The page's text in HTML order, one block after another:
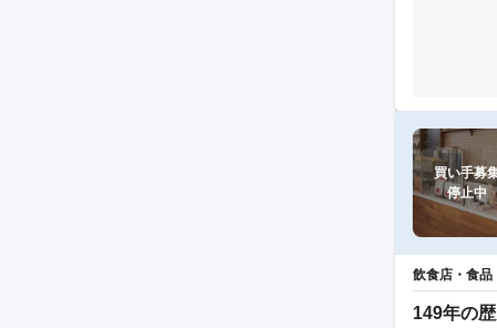
買い手募
停止中
飲食店・食品
149年の